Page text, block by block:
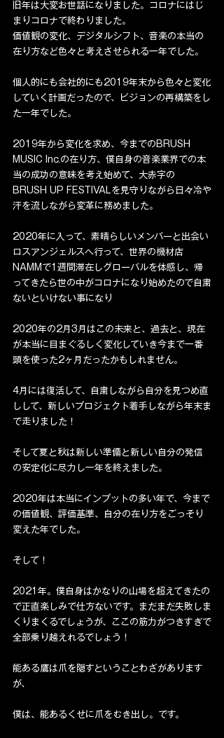
旧年は大変お世話になりました。コロナにはじ
まりコロナで終わりました。
価値観の変化、デジタルシフト、音楽の本当の
在り方など色々と考えさせられる一年でした。
個人的にも会社的にも2019年末から色々と変化
していく計画だったので、ビジョンの再構築をし
た一年でした。
2019年から変化を求め、今までのBRUSH
MUSIC Inc.の在り方、僕自身の音楽業界での本
当の成功の意味を考え始めて、大赤字の
BRUSH UP FESTIVALを見守りながら日々冷や
汗を流しながら変革に務めました。
2020年に入って、素晴らしいメンバーと出会い
ロスアンジェルスへ行って、世界の機材店
NAMMで1週間滞在しグローバルを体感し、帰
ってきたら世の中がコロナになり始めたので自粛
ないといけない事になり
2020年の2月3月はこの未来と、過去と、現在
が本当に目まぐるしく変化していき今まで一番
頭を使った2ヶ月だったかもしれません。
4月には復活して、自粛しながら自分を見つめ直
しして、新しいプロジェクト着手しながら年末ま
で走りました！
そして夏と秋は新しい準備と新しい自分の発信
の安定化に尽力し一年を終えました。
2020年は本当にインプットの多い年で、今まで
の価値観、評価基準、自分の在り方をごっそり
変えた年でした。
そして！
2021年。僕自身はかなりの山場を超えてきたの
で正直楽しみで仕方ないです。まだまだ失敗しま
くりまくるでしょうが、ここの筋力がつきすぎで
全部乗り越えれるでしょう！
能ある鷹は爪を隠すということわざがあります
が、
僕は、能あるくせに爪をむき出し。です。